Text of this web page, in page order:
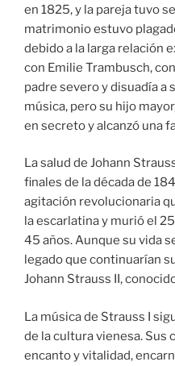
en 1825, y la pareja tuvo
matrimonio estuvo
debido a la larga relación
con Emilie Trambusch,
padre severo y disuadía a
música, pero su hijo
en secreto y alcanzó una
La salud de Johann
finales de la década de
agitación revolucionaria
la escarlatina y murió el
45 años. Aunque su vida
legado que continuarían
Johann Strauss II,
La música de Strauss I
de la cultura vienesa. Sus
encanto y vitalidad,